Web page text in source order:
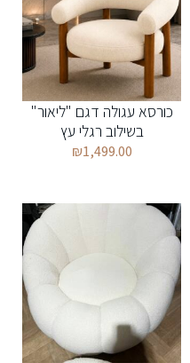
כורסא עגולה דגם "ליאור"
בשילוב רגלי עץ
₪1,499.00